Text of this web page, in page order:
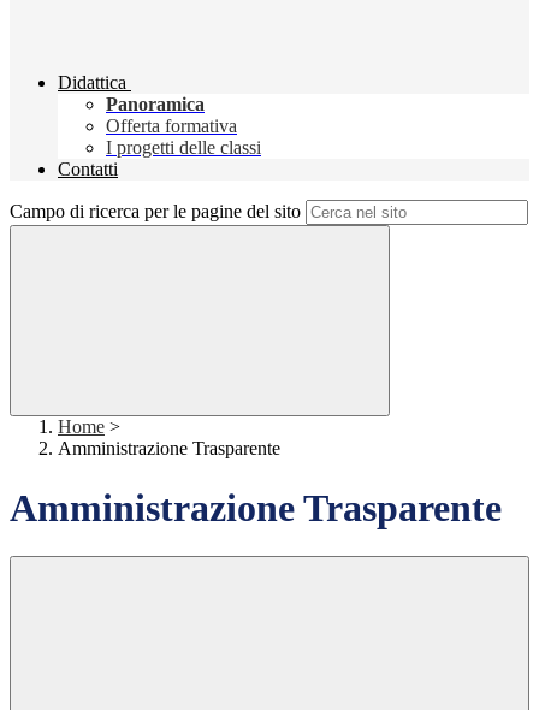
Didattica
Panoramica
Offerta formativa
I progetti delle classi
Contatti
Campo di ricerca per le pagine del sito
Home >
Amministrazione Trasparente
Amministrazione Trasparente